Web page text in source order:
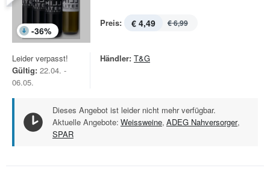
-36%
Preis: € 4,49 € 6,99
Leider verpasst!
Gültig: 22.04. -
06.05.
Händler: T&G
Dieses Angebot ist leider nicht mehr verfügbar.
Aktuelle Angebote: Weissweine, ADEG Nahversorger,
SPAR